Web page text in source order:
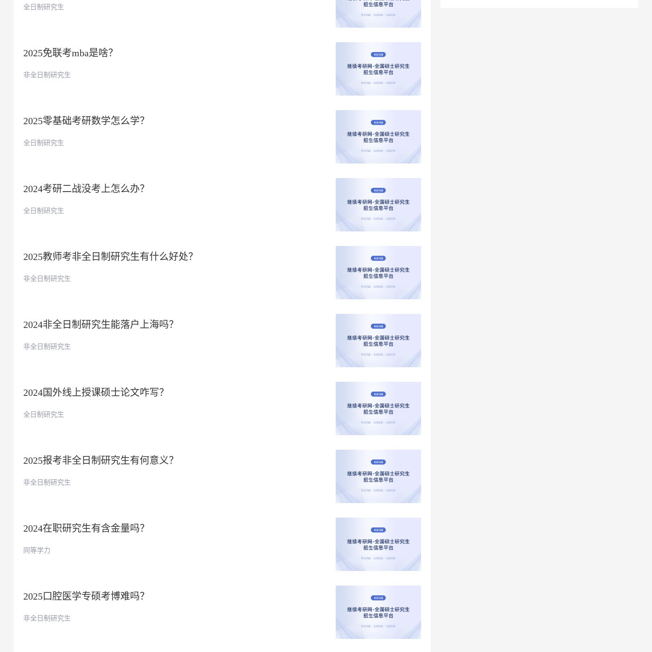
全日制研究生
2025免联考mba是啥？
非全日制研究生
2025零基础考研数学怎么学？
全日制研究生
2024考研二战没考上怎么办？
全日制研究生
2025教师考非全日制研究生有什么好处？
非全日制研究生
2024非全日制研究生能落户上海吗？
非全日制研究生
2024国外线上授课硕士论文咋写？
全日制研究生
2025报考非全日制研究生有何意义？
非全日制研究生
2024在职研究生有含金量吗？
同等学力
2025口腔医学专硕考博难吗？
非全日制研究生